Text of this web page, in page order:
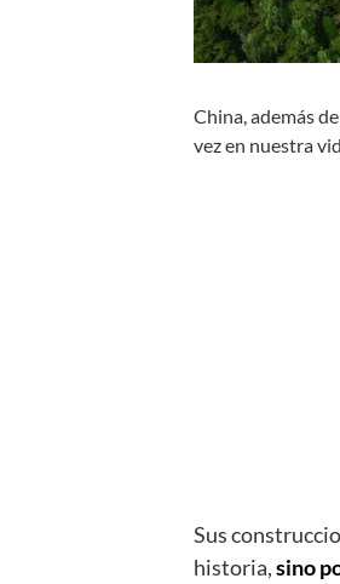
China, además
vez en nuestra
Sus
historia,sino